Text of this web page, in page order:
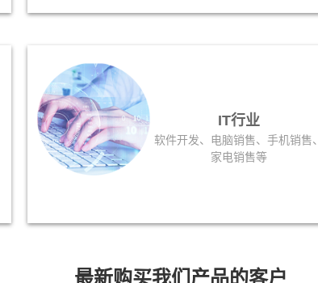
IT行业
软件开发、电脑销售、手机销售、
家电销售等
最新购买我们产品的客户